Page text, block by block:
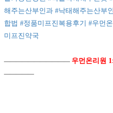
해주는산부인과 #낙태해주는산부
합법 #정품미프진복용후기 #우먼
미프진약국
――――――――――― 우먼온리원
―――――